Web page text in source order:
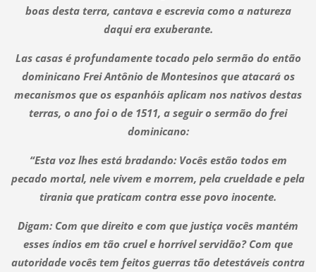
boas desta terra, cantava e escrevia como a natureza
daqui era exuberante.
Las casas é profundamente tocado pelo sermão do então
dominicano Frei Antônio de Montesinos que atacará os
mecanismos que os espanhóis aplicam nos nativos destas
terras, o ano foi o de 1511, a seguir o sermão do frei
dominicano:
“Esta voz lhes está bradando: Vocês estão todos em
pecado mortal, nele vivem e morrem, pela crueldade e pela
tirania que praticam contra esse povo inocente.
Digam: Com que direito e com que justiça vocês mantém
esses índios em tão cruel e horrível servidão? Com que
autoridade vocês tem feitos guerras tão detestáveis contra